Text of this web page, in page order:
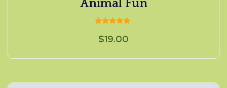
Animal Fun
con
5.00
$19.00